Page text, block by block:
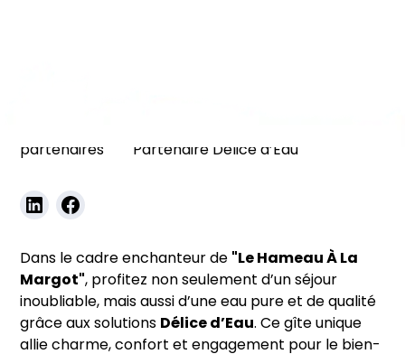
partenaires
Partenaire Délice d’Eau
Dans le cadre enchanteur de "Le Hameau À La
Margot", profitez non seulement d’un séjour
inoubliable, mais aussi d’une eau pure et de qualité
grâce aux solutions Délice d’Eau. Ce gîte unique
allie charme, confort et engagement pour le bien-